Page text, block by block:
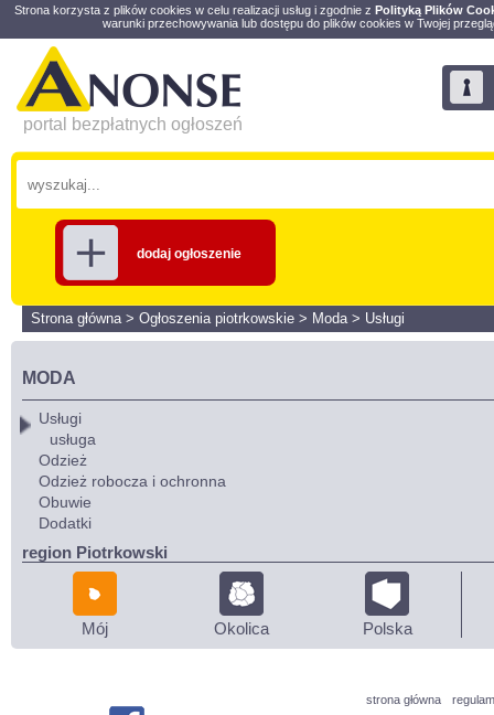
Strona korzysta z plików cookies w celu realizacji usług i zgodnie z Polityką Plików
warunki przechowywania lub dostępu do plików cookies w Twojej
portal bezpłatnych ogłoszeń
dodaj ogłoszenie
Strona główna> Ogłoszenia piotrkowskie > Moda> Usługi
MODA
Usługi
usługa
Odzież
Odzież robocza i ochronna
Obuwie
Dodatki
region Piotrkowski
Mój Okolica Polska
strona główna